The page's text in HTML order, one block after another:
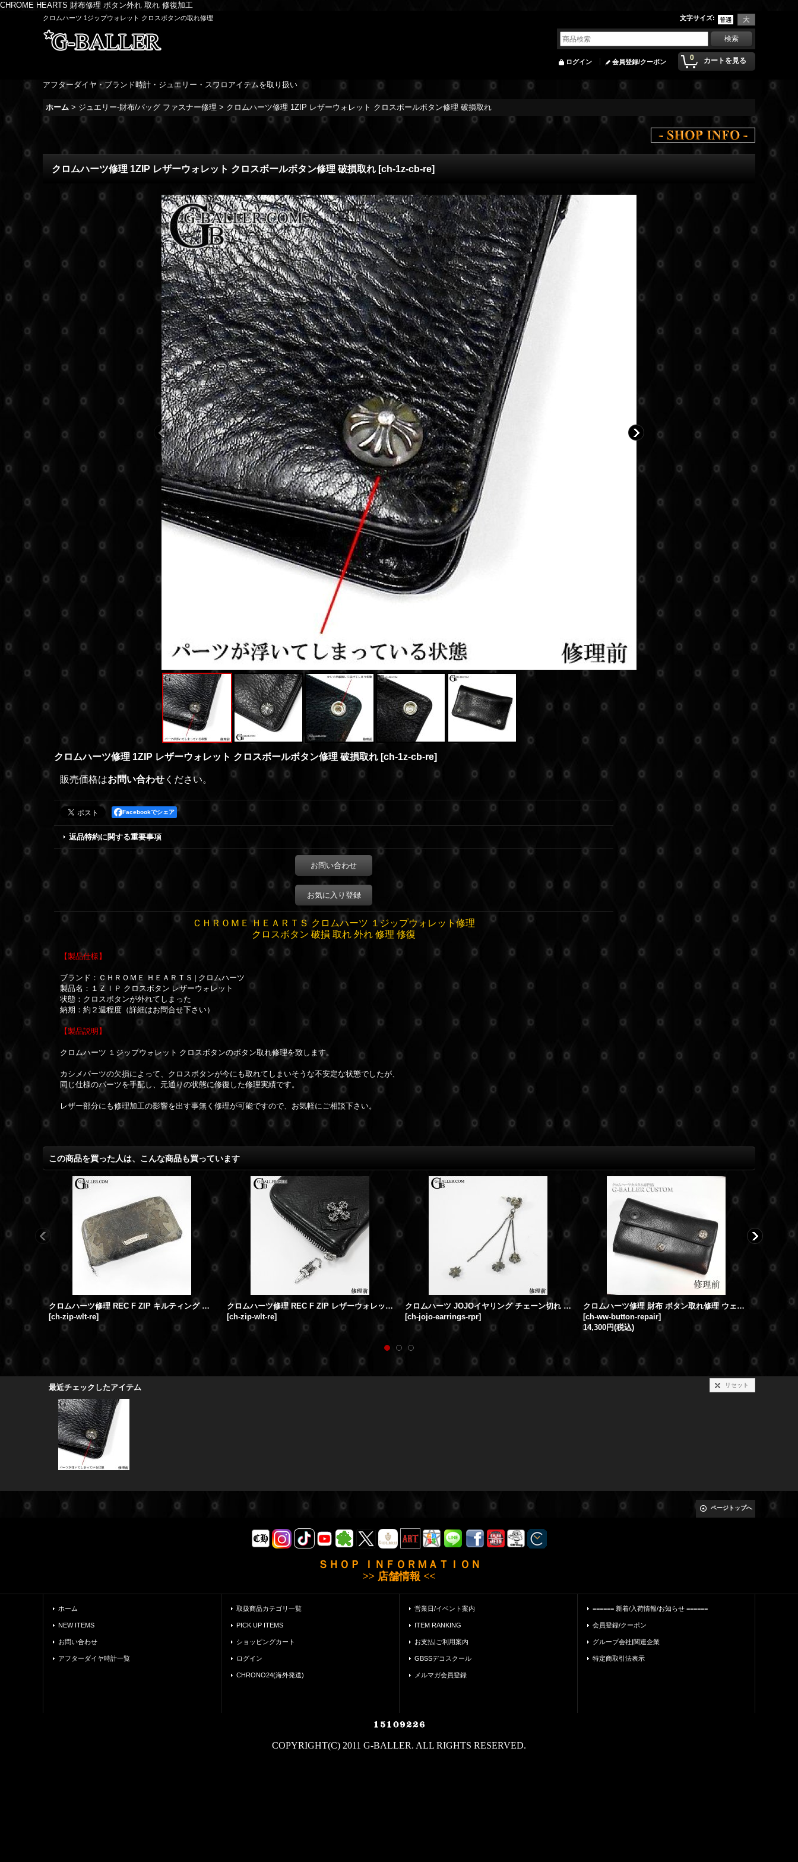
CHROME HEARTS 財布修理 ボタン外れ 取れ 修復加工
クロムハーツ 1ジップウォレット クロスボタンの取れ修理 文字サイズ:
0 カートを見る
ログイン 会員登録/クーポン
アフターダイヤ・ブランド時計・ジュエリー・スワロアイテムを取り扱い
ホーム > ジュエリー-財布/バッグ ファスナー修理 > クロムハーツ修理 1ZIP レザーウォレット クロスボールボタン修理 破損取れ
クロムハーツ修理 1ZIP レザーウォレット クロスボールボタン修理 破損取れ [ch-1z-cb-re]
クロムハーツ修理 1ZIP レザーウォレット クロスボールボタン修理 破損取れ [ch-1z-cb-re]
販売価格はお問い合わせ ください。
Facebookでシェア
返品特約に関する重要事項
お問い合わせ
お気に入り登録
ＣＨＲＯＭＥ ＨＥＡＲＴＳ クロムハーツ １ジップウォレット修理
クロスボタン 破損 取れ 外れ 修理 修復
【製品仕様】
ブランド： ＣＨＲＯＭＥ ＨＥＡＲＴＳ | クロムハーツ
製品名：１ＺＩＰ クロスボタン レザーウォレット
状態：クロスボタンが外れてしまった
納期：約２週程度（詳細はお問合せ下さい）
【製品説明】
クロムハーツ １ジップウォレット クロスボタンのボタン取れ修理を致します。
カシメパーツの欠損によって、クロスボタンが今にも取れてしまいそうな不安定な状態でしたが、
同じ仕様のパーツを手配し、元通りの状態に修復した修理実績です。
レザー部分にも修理加工の影響を出す事無く修理が可能ですので、お気軽にご相談下さい。
この商品を買った人は、こんな商品も買っています
クロムハーツ修理 REC F ZIP キルティング ウォレット ダガージップ修理 破損取れ
[ch-zip-wlt-re]
クロムハーツ修理 REC F ZIP レザーウォレット ダガージップ修理 破損取れ
[ch-zip-wlt-re]
クロムハーツ JOJOイヤリング チェーン切れ 破損 修理
[ch-jojo-earrings-rpr]
クロムハーツ修理 財布 ボタン取れ修理 ウェーブウォレット クロスボール ボタン取れ 取付加工
[ch-ww-button-repair]
14,300円(税込)
19,800円
最近チェックしたアイテム リセット
ページトップへ
ＳＨＯＰ ＩＮＦＯＲＭＡＴＩＯＮ
>> 店舗情報 <<
ホーム
NEW ITEMS
お問い合わせ
アフターダイヤ時計一覧
取扱商品カテゴリ一覧
PICK UP ITEMS
ショッピングカート
ログイン
CHRONO24(海外発送)
営業日/イベント案内
ITEM RANKING
お支払|ご利用案内
GBSSデコスクール
メルマガ会員登録
====== 新着/入荷情報/お知らせ ======
会員登録/クーポン
グループ会社|関連企業
特定商取引法表示
COPYRIGHT(C) 2011 G-BALLER. ALL RIGHTS RESERVED.